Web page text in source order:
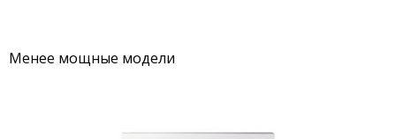
Менее мощные модели